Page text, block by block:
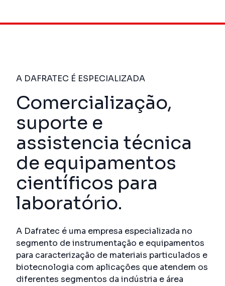
A DAFRATEC É ESPECIALIZADA
Comercialização,
suporte e
assistencia técnica
de equipamentos
científicos para
laboratório.
A Dafratec é uma empresa especializada no
segmento de instrumentação e equipamentos
para caracterização de materiais particulados e
biotecnologia com aplicações que atendem os
diferentes segmentos da indústria e área